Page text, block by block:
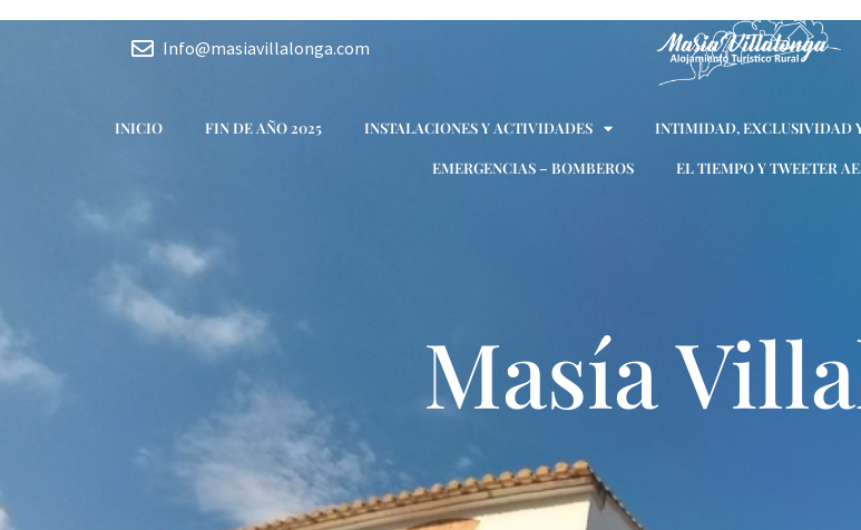
Ir
Info@masiavillalonga.com
INICIO FIN DE AÑO 2025 INSTALACIONES Y ACTIVIDADES INTIMIDAD, EXCLUSIVIDAD
EMERGENCIAS – BOMBEROS EL TIEMPO Y TWEETER
Masía